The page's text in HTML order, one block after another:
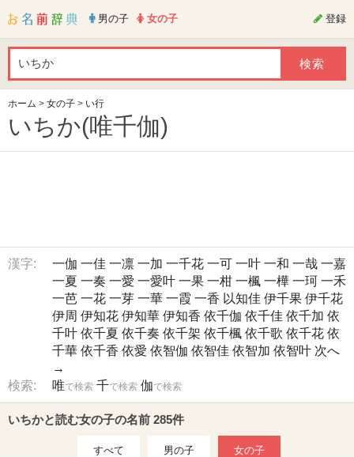
男の子 女の子 登録
ホーム > 女の子 > い行
いちか(唯千伽)
漢字: 一伽 一佳 一凛 一加 一千花 一可 一叶 一和 一哉 一嘉
一夏 一奏 一愛 一愛叶 一果 一柑 一楓 一樺 一珂 一禾
一芭 一花 一芽 一華 一霞 一香 以知佳 伊千果 伊千花
伊周 伊知花 伊知華 伊知香 依千伽 依千佳 依千加 依
千叶 依千夏 依千奏 依千架 依千楓 依千歌 依千花 依
千華 依千香 依愛 依智伽 依智佳 依智加 依智叶 次へ
→
検索:
唯で検索 千で検索 伽で検索
いちかと読む女の子の名前 285件
すべて 男の子 女の子